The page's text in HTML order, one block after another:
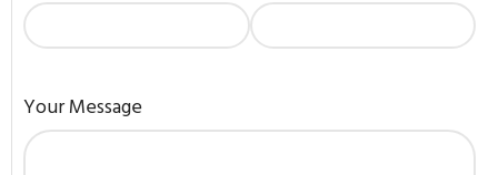
Your Message